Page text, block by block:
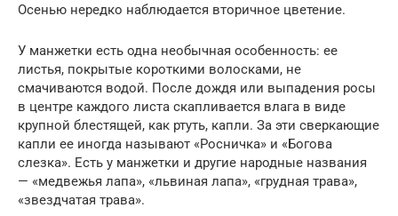
Осенью неред­ко наблюдается вторичное цветение.
У манжетки есть одна необычная особенность: ее
листья, по­крытые короткими волосками, не
смачиваются водой. После до­ждя или выпадения росы
в центре каждого листа скапливается влага в виде
крупной блестящей, как ртуть, капли. За эти сверка­ющие
капли ее иногда называют «Росничка» и «Богова
слезка». Есть у манжетки и другие народные названия
— «медвежья лапа», «львиная лапа», «грудная трава»,
«звездчатая трава».